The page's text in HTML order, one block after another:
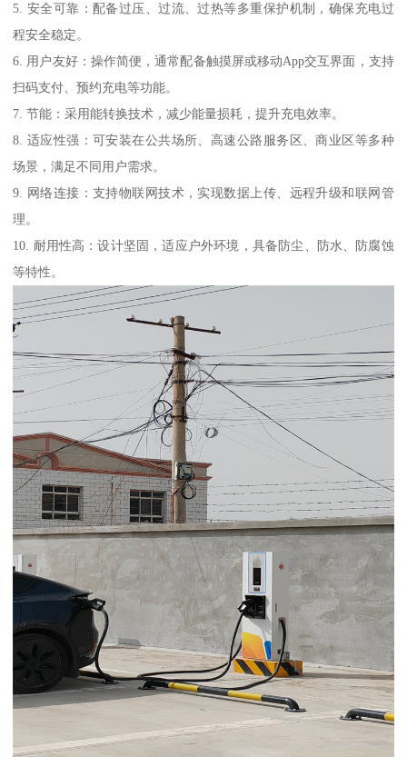
5. 安全可靠：配备过压、过流、过热等多重保护机制，确保充电过
程安全稳定。
6. 用户友好：操作简便，通常配备触摸屏或移动App交互界面，支持
扫码支付、预约充电等功能。
7. 节能：采用能转换技术，减少能量损耗，提升充电效率。
8. 适应性强：可安装在公共场所、高速公路服务区、商业区等多种
场景，满足不同用户需求。
9. 网络连接：支持物联网技术，实现数据上传、远程升级和联网管
理。
10. 耐用性高：设计坚固，适应户外环境，具备防尘、防水、防腐蚀
等特性。